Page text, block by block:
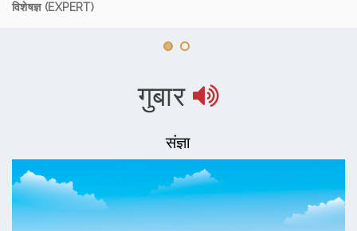
विशेषज्ञ (EXPERT)
गुबार
संज्ञा